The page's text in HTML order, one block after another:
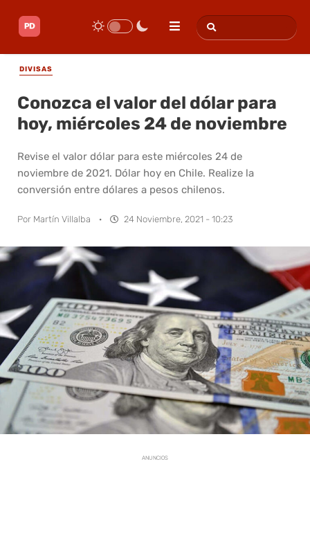
DIVISAS
Conozca el valor del dólar para
hoy, miércoles 24 de noviembre
Revise el valor dólar para este miércoles 24 de
noviembre de 2021. Dólar hoy en Chile. Realize la
conversión entre dólares a pesos chilenos.
Por Martín Villalba · 24 Noviembre, 2021 - 10:23
ANUNCIOS